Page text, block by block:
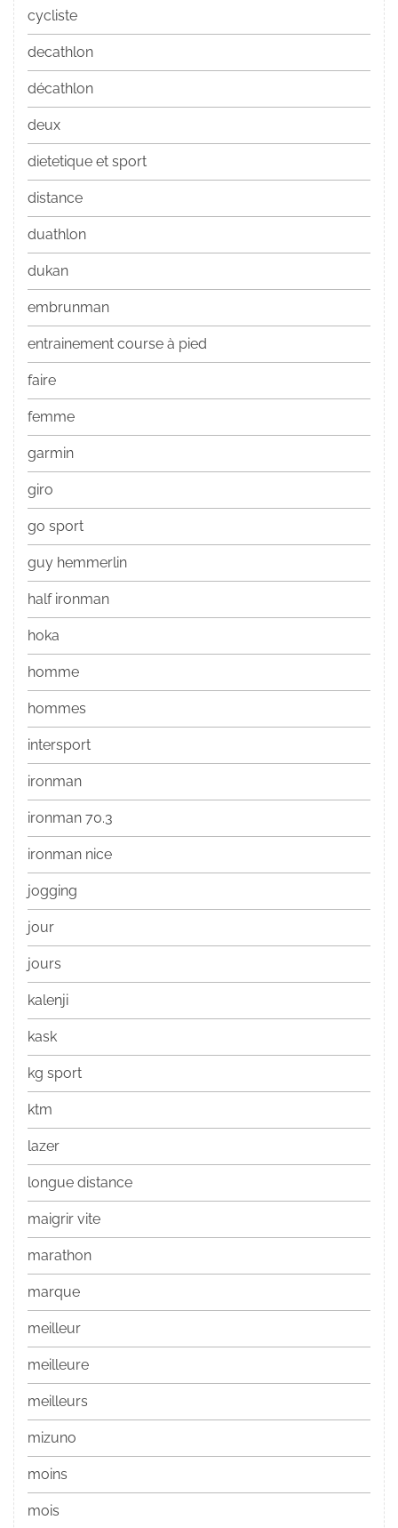
cycliste
decathlon
décathlon
deux
dietetique et sport
distance
duathlon
dukan
embrunman
entrainement course à pied
faire
femme
garmin
giro
go sport
guy hemmerlin
half ironman
hoka
homme
hommes
intersport
ironman
ironman 70.3
ironman nice
jogging
jour
jours
kalenji
kask
kg sport
ktm
lazer
longue distance
maigrir vite
marathon
marque
meilleur
meilleure
meilleurs
mizuno
moins
mois